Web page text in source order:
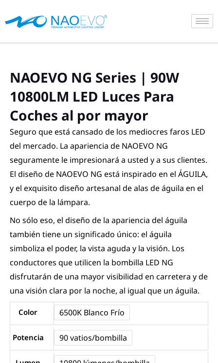
al
NAOEVO NG Series | 90W
10800LM LED Luces Para
Coches al por mayor
Seguro que está cansado de los mediocres faros LED
del mercado. La apariencia de NAOEVO NG
seguramente le impresionará a usted y a sus clientes.
El diseño de NAOEVO NG está inspirado en el ÁGUILA,
y el exquisito diseño artesanal de alas de águila en el
cuerpo de la lámpara.
No sólo eso, el diseño de la apariencia del águila
también tiene un significado único: el águila
simboliza el poder, la vista aguda y la visión. Los
conductores que utilicen la bombilla LED NG
disfrutarán de una mayor visibilidad en carretera y de
una visión clara por la noche, al igual que un águila.
Color 6500K Blanco Frío
Potencia 90 vatios/bombilla
Cantidad
NAOEVO
NG
Series